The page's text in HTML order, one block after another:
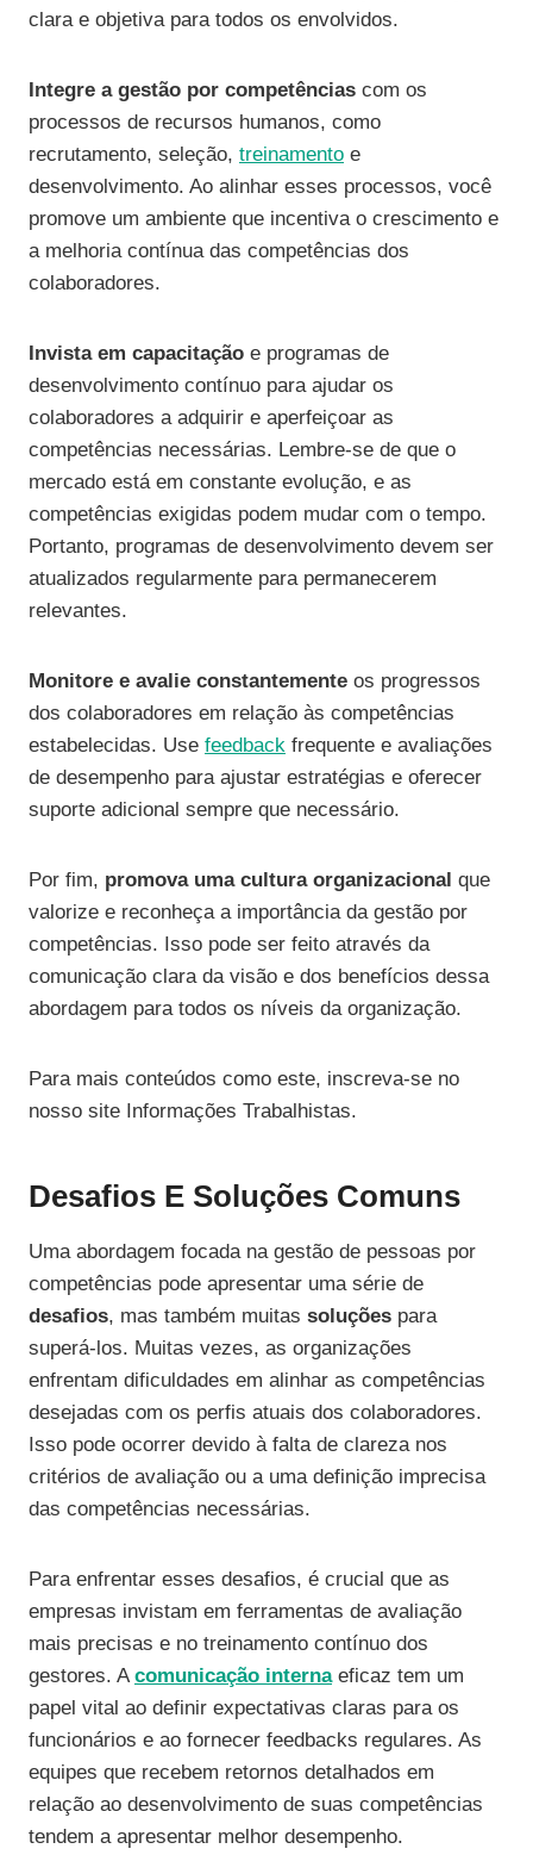
clara e objetiva para todos os envolvidos.
Integre a gestão por competências com os
processos de recursos humanos, como
recrutamento, seleção, treinamento e
desenvolvimento. Ao alinhar esses processos, você
promove um ambiente que incentiva o crescimento e
a melhoria contínua das competências dos
colaboradores.
Invista em capacitação e programas de
desenvolvimento contínuo para ajudar os
colaboradores a adquirir e aperfeiçoar as
competências necessárias. Lembre-se de que o
mercado está em constante evolução, e as
competências exigidas podem mudar com o tempo.
Portanto, programas de desenvolvimento devem ser
atualizados regularmente para permanecerem
relevantes.
Monitore e avalie constantemente os progressos
dos colaboradores em relação às competências
estabelecidas. Use feedback frequente e avaliações
de desempenho para ajustar estratégias e oferecer
suporte adicional sempre que necessário.
Por fim, promova uma cultura organizacional que
valorize e reconheça a importância da gestão por
competências. Isso pode ser feito através da
comunicação clara da visão e dos benefícios dessa
abordagem para todos os níveis da organização.
Para mais conteúdos como este, inscreva-se no
nosso site Informações Trabalhistas.
Desafios E Soluções Comuns
Uma abordagem focada na gestão de pessoas por
competências pode apresentar uma série de
desafios, mas também muitas soluções para
superá-los. Muitas vezes, as organizações
enfrentam dificuldades em alinhar as competências
desejadas com os perfis atuais dos colaboradores.
Isso pode ocorrer devido à falta de clareza nos
critérios de avaliação ou a uma definição imprecisa
das competências necessárias.
Para enfrentar esses desafios, é crucial que as
empresas invistam em ferramentas de avaliação
mais precisas e no treinamento contínuo dos
gestores. Acomunicação internaeficaz tem um
papel vital ao definir expectativas claras para os
funcionários e ao fornecer feedbacks regulares. As
equipes que recebem retornos detalhados em
relação ao desenvolvimento de suas competências
tendem a apresentar melhor desempenho.